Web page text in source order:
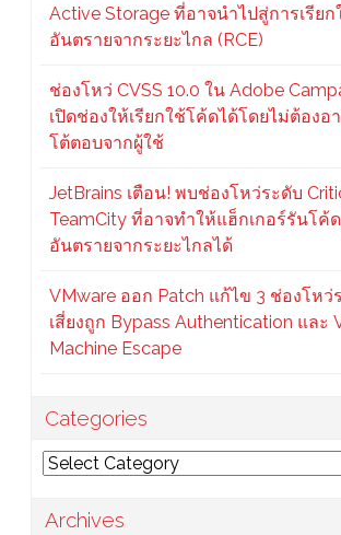
Active Storage ที่อาจนำไปสู่การเรีย
อันตรายจากระยะไกล (RCE)
ช่องโหว่ CVSS 10.0 ใน Adobe
เปิดช่องให้เรียกใช้โค้ดได้โดยไม่ต้องอ
โต้ตอบจากผู้ใช้
JetBrains เตือน! พบช่องโหว่ระดับ
TeamCity ที่อาจทำให้แฮ็กเกอร์รันโค้
อันตรายจากระยะไกลได้
VMware ออก Patch แก้ไข 3 ช่องโหว่
เสี่ยงถูก Bypass Authentication และ
Machine Escape
Categories
Categories
Archives